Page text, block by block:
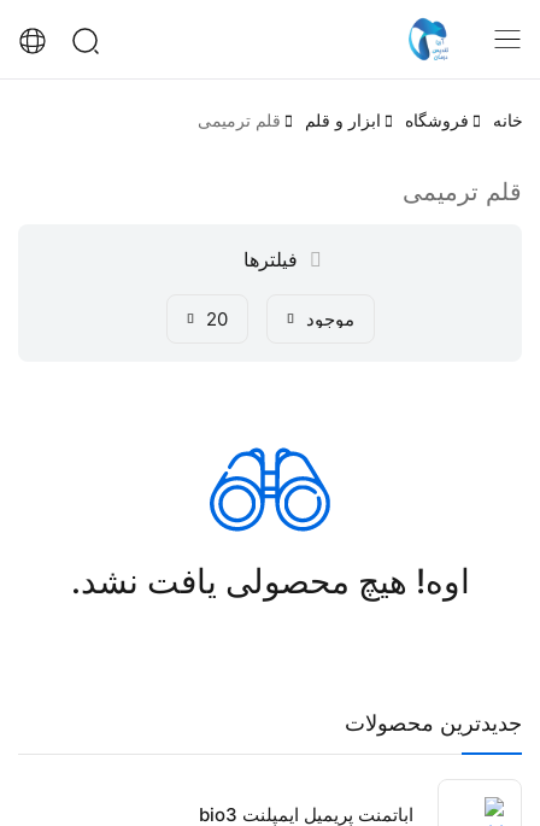
خانه فروشگاه ابزار و قلم قلم ترمیمی
جدیدترین محصولات
اباتمنت پریمیل ایمپلنت bio3
قلم ترمیمی
فیلترها
موجود 20
اوه! هیچ محصولی یافت نشد.